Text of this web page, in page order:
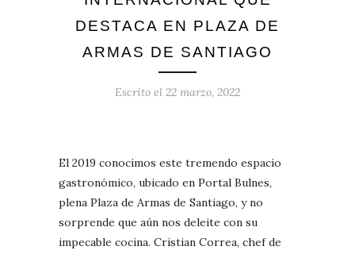
DESTACA EN PLAZA DE
ARMAS DE SANTIAGO
Escrito el 22 marzo, 2022
El 2019 conocimos este tremendo espacio
gastronómico, ubicado en Portal Bulnes,
plena Plaza de Armas de Santiago, y no
sorprende que aún nos deleite con su
impecable cocina. Cristian Correa, chef de